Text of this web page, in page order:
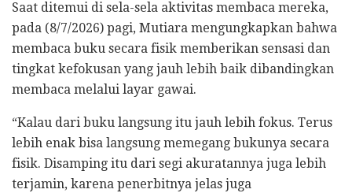
Saat ditemui di sela-sela aktivitas membaca mereka,
pada (8/7/2026) pagi, Mutiara mengungkapkan bahwa
membaca buku secara fisik memberikan sensasi dan
tingkat kefokusan yang jauh lebih baik dibandingkan
membaca melalui layar gawai.
“Kalau dari buku langsung itu jauh lebih fokus. Terus
lebih enak bisa langsung memegang bukunya secara
fisik. Disamping itu dari segi akuratannya juga lebih
terjamin, karena penerbitnya jelas juga